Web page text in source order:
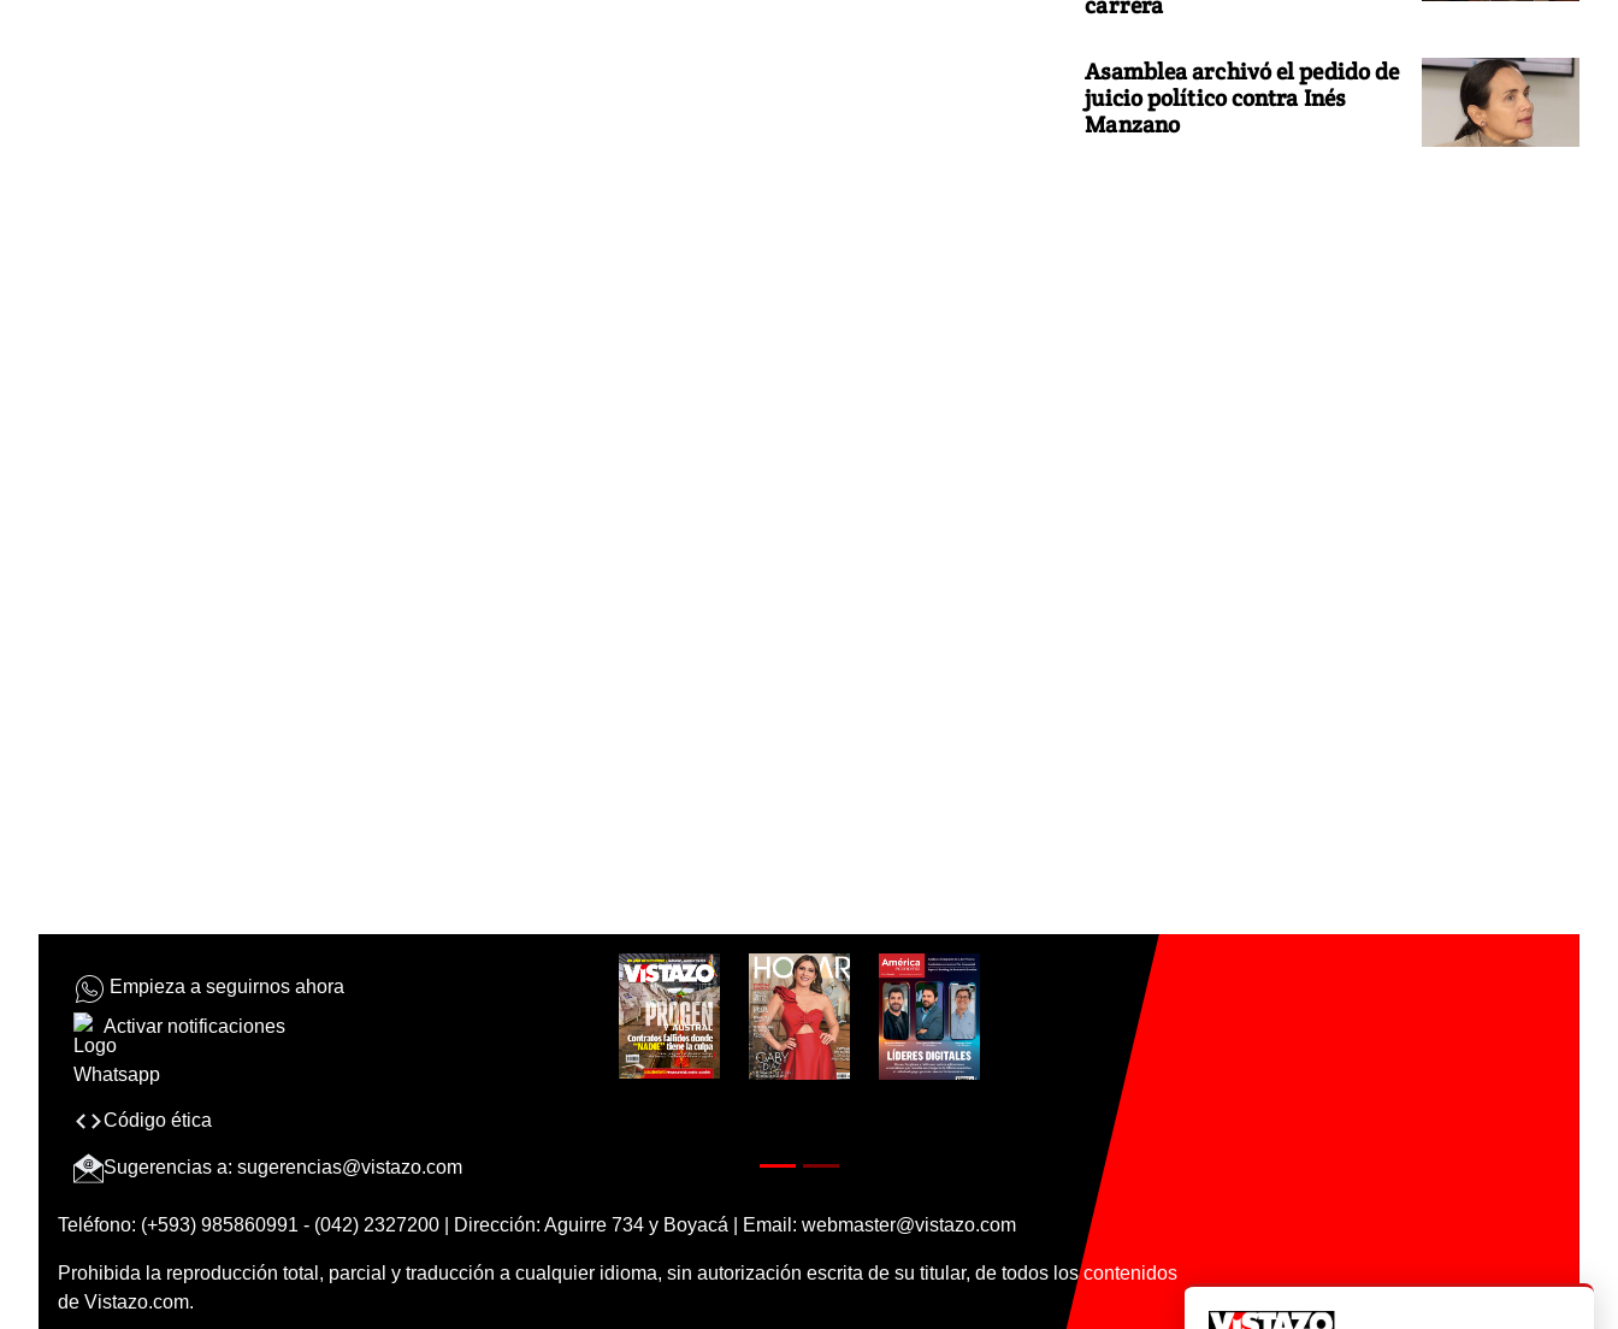
Asamblea archivó el pedido de
juicio político contra Inés
Manzano
Empieza a seguirnos ahora
Activar notificaciones
Código ética
Sugerencias a: sugerencias@vistazo.com
Teléfono: (+593) 985860991 - (042) 2327200 | Dirección: Aguirre 734 y Boyacá | Email: webmaster@vistazo.com
Prohibida la reproducción total, parcial y traducción a cualquier idioma, sin autorización escrita de su titular, de todos los contenidos
de Vistazo.com.